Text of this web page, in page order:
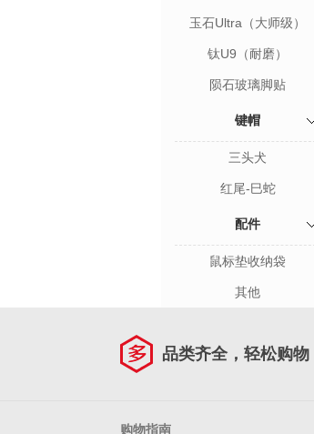
玉石Ultra（大师级）
钛U9（耐磨）
陨石玻璃脚贴
键帽
三头犬
红尾-巳蛇
配件
鼠标垫收纳袋
其他
品类齐全，轻松购物
购物指南